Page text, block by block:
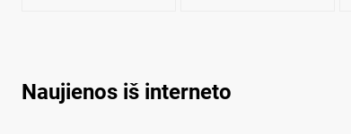
Naujienos iš interneto